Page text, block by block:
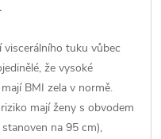
viscerálního tuku vůbec
že vysoké
BMI zela v normě.
mají ženy s obvodem
na 95 cm),